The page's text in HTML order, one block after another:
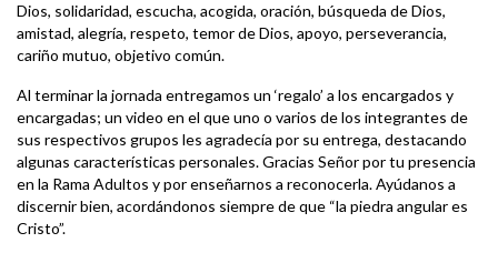
Dios, solidaridad, escucha, acogida, oración, búsqueda de Dios,
amistad, alegría, respeto, temor de Dios, apoyo, perseverancia,
cariño mutuo, objetivo común.
Al terminar la jornada entregamos un ‘regalo’ a los encargados y
encargadas; un video en el que uno o varios de los integrantes de
sus respectivos grupos les agradecía por su entrega, destacando
algunas características personales. Gracias Señor por tu presencia
en la Rama Adultos y por enseñarnos a reconocerla. Ayúdanos a
discernir bien, acordándonos siempre de que “la piedra angular es
Cristo”.